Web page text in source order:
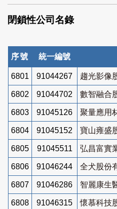
索
閉鎖性公司名錄
序號 統一編號
6801 91044267 趨光影像
6802 91044702 數智融合
6803 91045126 聚量應用
6804 91045152 寶山雍盛
6805 91045511 弘昌富實
6806 91046244 全犬股份
6807 91046286 智麗康生
6808 91046315 懷慕科技